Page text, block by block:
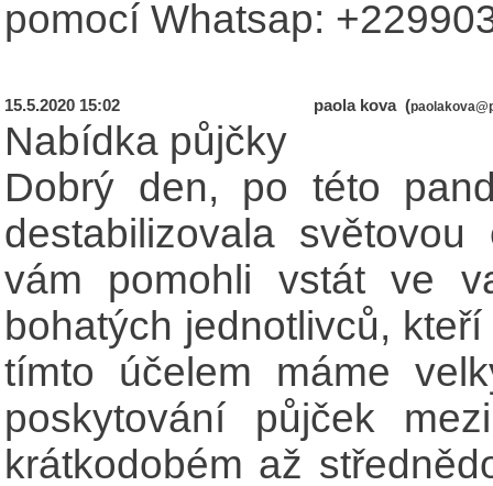
pomocí Whatsap:
15.5.2020 15:02 paola kova (
Nabídka půjčky
Dobrý den, po této
destabilizovala
vám pomohli vstát ve
bohatých jednotlivců,
tímto účelem máme
poskytování půjček
krátkodobém až